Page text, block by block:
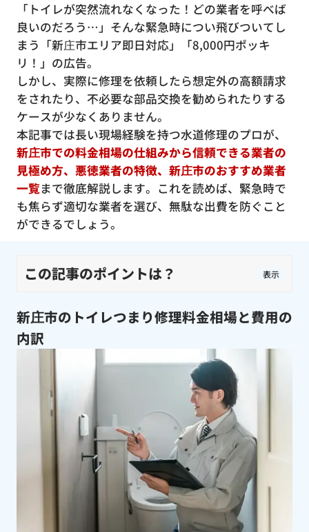
「トイレが突然流れなくなった！どの業者を呼べば
良いのだろう…」そんな緊急時につい飛びついてし
まう「新庄市エリア即日対応」「8,000円ポッキ
リ！」の広告。
しかし、実際に修理を依頼したら想定外の高額請求
をされたり、不必要な部品交換を勧められたりする
ケースが少なくありません。
本記事では長い現場経験を持つ水道修理のプロが、
新庄市での料金相場の仕組みから信頼できる業者の
見極め方、悪徳業者の特徴、新庄市のおすすめ業者
一覧まで徹底解説します。これを読めば、緊急時で
も焦らず適切な業者を選び、無駄な出費を防ぐこと
ができるでしょう。
この記事のポイントは？ 表示
新庄市のトイレつまり修理料金相場と費用の
内訳